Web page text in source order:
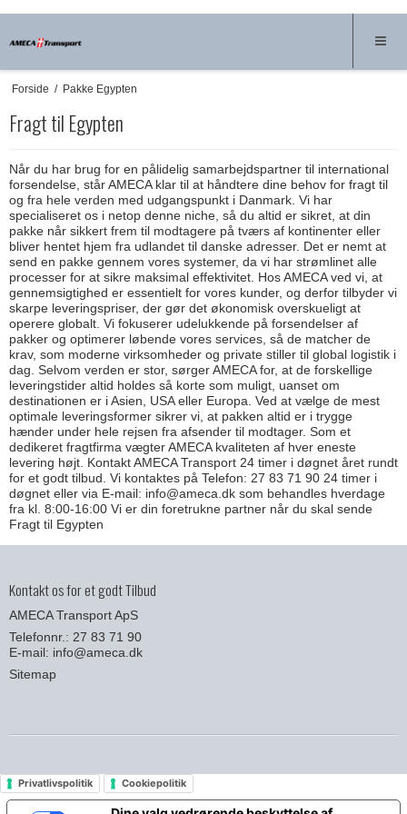
Forside / Pakke Egypten
Fragt til Egypten
Når du har brug for en pålidelig samarbejdspartner til international
forsendelse, står AMECA klar til at håndtere dine behov for fragt til
og fra hele verden med udgangspunkt i Danmark. Vi har
specialiseret os i netop denne niche, så du altid er sikret, at din
pakke når sikkert frem til modtagere på tværs af kontinenter eller
bliver hentet hjem fra udlandet til danske adresser. Det er nemt at
send en pakke gennem vores systemer, da vi har strømlinet alle
processer for at sikre maksimal effektivitet. Hos AMECA ved vi, at
gennemsigtighed er essentielt for vores kunder, og derfor tilbyder vi
skarpe leveringspriser, der gør det økonomisk overskueligt at
operere globalt. Vi fokuserer udelukkende på forsendelser af
pakker og optimerer løbende vores services, så de matcher de
krav, som moderne virksomheder og private stiller til global logistik i
dag. Selvom verden er stor, sørger AMECA for, at de forskellige
leveringstider altid holdes så korte som muligt, uanset om
destinationen er i Asien, USA eller Europa. Ved at vælge de mest
optimale leveringsformer sikrer vi, at pakken altid er i trygge
hænder under hele rejsen fra afsender til modtager. Som et
dedikeret fragtfirma vægter AMECA kvaliteten af hver eneste
levering højt. Kontakt AMECA Transport 24 timer i døgnet året rundt
for et godt tilbud. Vi kontaktes på Telefon: 27 83 71 90 24 timer i
døgnet eller via E-mail: info@ameca.dk som behandles hverdage
fra kl. 8:00-16:00 Vi er din foretrukne partner når du skal sende
Fragt til Egypten
Kontakt os for et godt Tilbud
AMECA Transport ApS
Telefonnr.: 27 83 71 90
E-mail: info@ameca.dk
Sitemap
Privatlivspolitik Cookiepolitik